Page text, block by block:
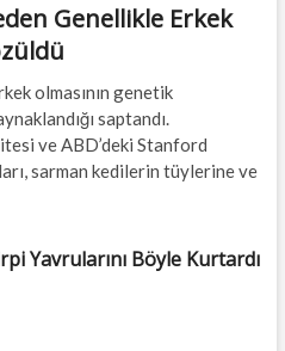
Genellikle Erkek
olmasının genetik
saptandı.
ve ABD’deki Stanford
sarman kedilerin tüylerine ve
Yavrularını Böyle Kurtardı